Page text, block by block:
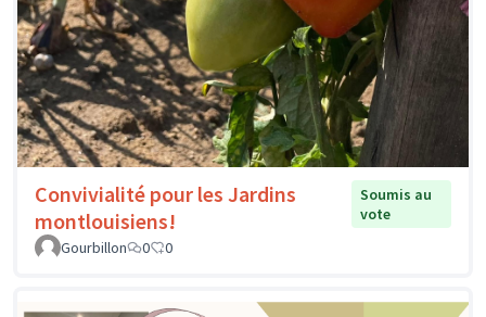
Convivialité pour les Jardins
montlouisiens!
Soumis au
vote
Gourbillon
0 0